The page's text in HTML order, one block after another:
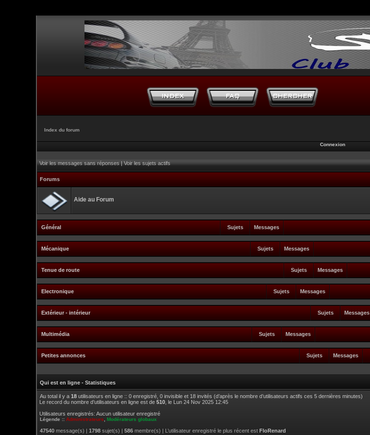
Index du forum
Connexion
Voir les messages sans réponses|Voir les sujets actifs
Forums
Aide au Forum
Général Sujets Messages
Mécanique Sujets Messages
Tenue de route Sujets Messages
Electronique Sujets Messages
Extérieur - intérieur Sujets Messages
Multimédia Sujets Messages
Petites annonces Sujets Messages
Qui est en ligne - Statistiques
Au total il y a 18 utilisateurs en ligne :: 0 enregistré, 0 invisible et 18 invités (d’après le nombre d’utilisateurs actifs ces 5 dernières minutes)
Le record du nombre d’utilisateurs en ligne est de 510 , le Lun 24 Nov 2025 12:45
Utilisateurs enregistrés: Aucun utilisateur enregistré
Légende :: Administrateurs Modérateurs globaux
47540 message(s) | 1798 sujet(s) | 586 membre(s) | L’utilisateur enregistré le plus récent est FloRenard